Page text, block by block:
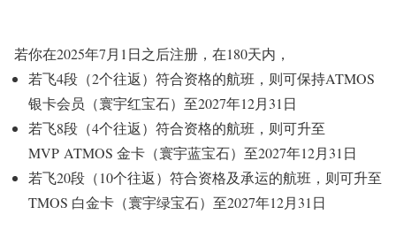
若你在2025年7月1日之后注册，在180天内，
若飞4段（2个往返）符合资格的航班，则可保持ATMOS
银卡会员（寰宇红宝石）至2027年12月31日
若飞8段（4个往返）符合资格的航班，则可升至
MVP ATMOS 金卡（寰宇蓝宝石）至2027年12月31日
若飞20段（10个往返）符合资格及承运的航班，则可升至
TMOS 白金卡（寰宇绿宝石）至2027年12月31日